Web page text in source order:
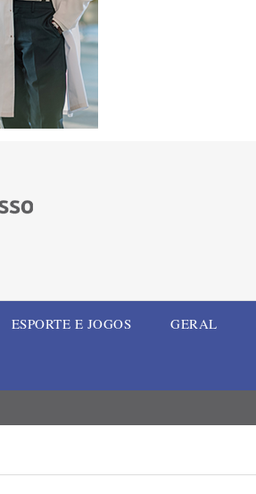
ESPORTE E JOGOS GERAL